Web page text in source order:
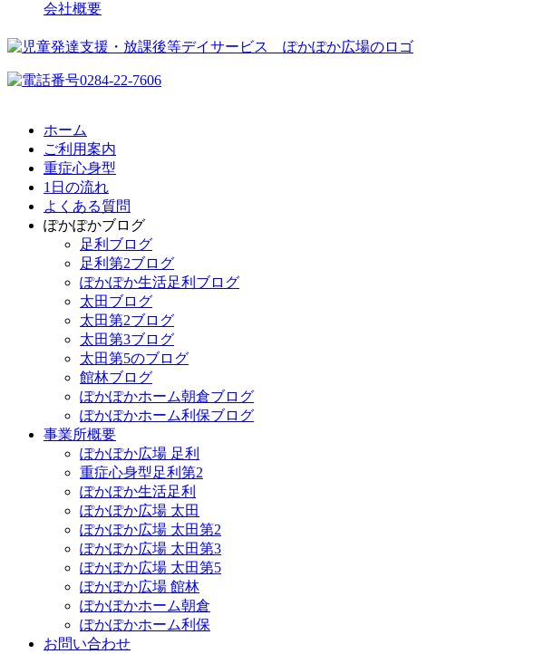
会社概要
ホーム
ご利用案内
重症心身型
1日の流れ
よくある質問
ぽかぽかブログ
足利ブログ
足利第2ブログ
ぽかぽか生活足利ブログ
太田ブログ
太田第2ブログ
太田第3ブログ
太田第5のブログ
館林ブログ
ぽかぽかホーム朝倉ブログ
ぽかぽかホーム利保ブログ
事業所概要
ぽかぽか広場 足利
重症心身型足利第2
ぽかぽか生活足利
ぽかぽか広場 太田
ぽかぽか広場 太田第2
ぽかぽか広場 太田第3
ぽかぽか広場 太田第5
ぽかぽか広場 館林
ぽかぽかホーム朝倉
ぽかぽかホーム利保
お問い合わせ